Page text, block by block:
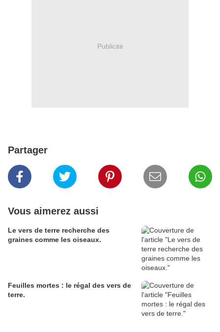
Publicité
Partager
Vous aimerez aussi
Le vers de terre recherche des
graines comme les oiseaux.
Feuilles mortes : le régal des vers de
terre.